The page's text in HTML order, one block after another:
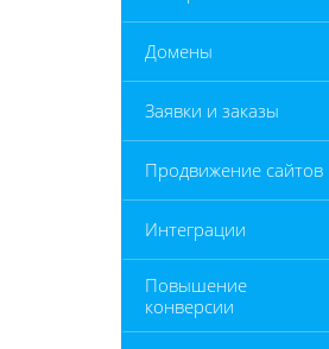
Домены
Заявки и заказы
Продвижение сайтов
Интеграции
Повышение
конверсии